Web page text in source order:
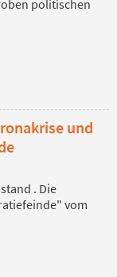
politischen
und
. Die
vom